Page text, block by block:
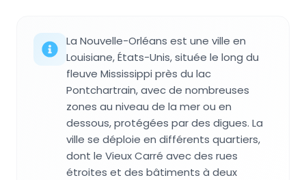
La Nouvelle-Orléans est une ville en
Louisiane, États-Unis, située le long du
fleuve Mississippi près du lac
Pontchartrain, avec de nombreuses
zones au niveau de la mer ou en
dessous, protégées par des digues. La
ville se déploie en différents quartiers,
dont le Vieux Carré avec des rues
étroites et des bâtiments à deux